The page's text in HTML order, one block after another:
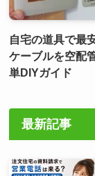
自宅の道具で最
ケーブルを空配
単DIYガイド
最新記事